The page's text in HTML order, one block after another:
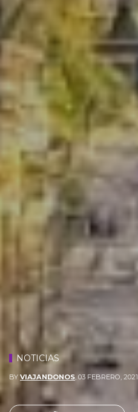
NOTICIAS
BY VIAJANDONOS, 03 FEBRERO, 2021